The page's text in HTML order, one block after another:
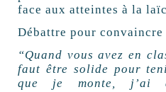
face aux atteintes à la
Débattre pour convaincre
“Quand vous avez en
faut être solide pour
que je monte, j’ai